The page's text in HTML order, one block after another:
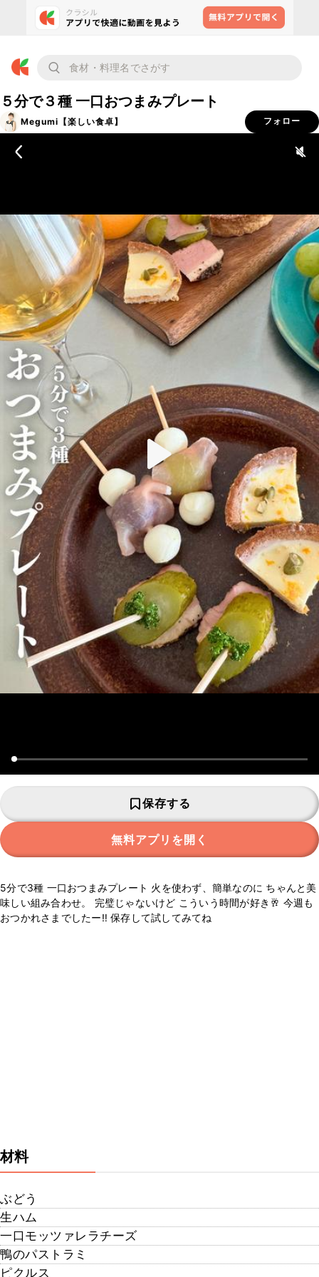
５分で３種 一口おつまみプレート
Megumi【楽しい食卓】 フォロー
保存する
無料アプリを開く
5分で3種 一口おつまみプレート 火を使わず、簡単なのに ちゃんと美
味しい組み合わせ。 完璧じゃないけど こういう時間が好き🥂 今週も
おつかれさまでしたー‼︎ 保存して試してみてね
材料
ぶどう
生ハム
一口モッツァレラチーズ
鴨のパストラミ
ピクルス